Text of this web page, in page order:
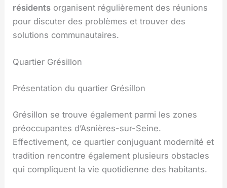
résidents organisent régulièrement des réunions
pour discuter des problèmes et trouver des
solutions communautaires.
Quartier Grésillon
Présentation du quartier Grésillon
Grésillon se trouve également parmi les zones
préoccupantes d’Asnières-sur-Seine.
Effectivement, ce quartier conjuguant modernité et
tradition rencontre également plusieurs obstacles
qui compliquent la vie quotidienne des habitants.